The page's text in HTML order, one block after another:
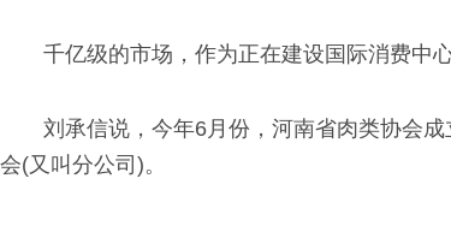
千亿级的市场，作为正在建设国际消费中
刘承信说，今年6月份，河南省肉类协会
会(又叫分公司)。